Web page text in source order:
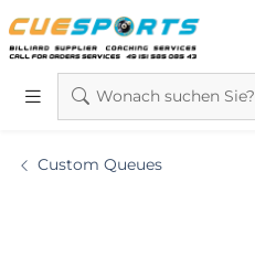
Wonach suchen Sie?
Custom Queues